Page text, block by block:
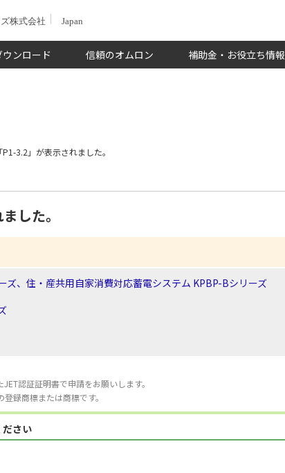
株式会社 Japan
ウンロード 信頼のオムロン 補助金・お役立ち情報
3.2」が表示されました。
した。
ズ、住・産共用自家消費対応蓄電システム KPBP-Bシリーズ
認証証明書で申請をお願いします。
録商標または商標です。
さい